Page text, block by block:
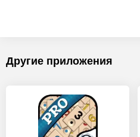
Другие приложения